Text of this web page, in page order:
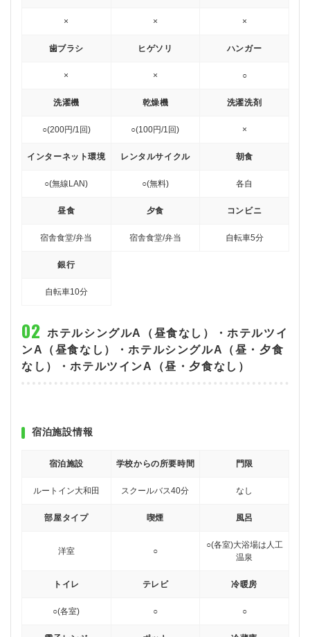
× × ×
歯ブラシ
×
ヒゲソリ
×
ハンガー
○
洗濯機
○(200円/1回)
乾燥機
○(100円/1回)
洗濯洗剤
×
インターネット環境
○(無線LAN)
レンタルサイクル
○(無料)
朝食
各自
昼食
宿舎食堂/弁当
夕食
宿舎食堂/弁当
コンビニ
自転車5分
銀行
自転車10分
ホテルシングルA（昼食なし）・ホテルツイ
ンA（昼食なし）・ホテルシングルA（昼・夕食
なし）・ホテルツインA（昼・夕食なし）
宿泊施設情報
宿泊施設
ルートイン大和田
学校からの所要時間
スクールバス40分
門限
なし
部屋タイプ
洋室
喫煙
○
風呂
○(各室)大浴場は人工
温泉
トイレ
○(各室)
テレビ
○
冷暖房
○